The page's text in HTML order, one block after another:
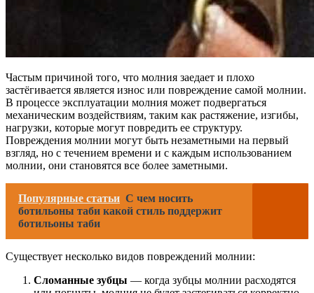
Частым причиной того, что молния заедает и плохо
застёгивается является износ или повреждение самой молнии.
В процессе эксплуатации молния может подвергаться
механическим воздействиям, таким как растяжение, изгибы,
нагрузки, которые могут повредить ее структуру.
Повреждения молнии могут быть незаметными на первый
взгляд, но с течением времени и с каждым использованием
молнии, они становятся все более заметными.
Популярные статьи С чем носить
ботильоны таби какой стиль поддержит
ботильоны таби
Существует несколько видов повреждений молнии:
Сломанные зубцы — когда зубцы молнии расходятся